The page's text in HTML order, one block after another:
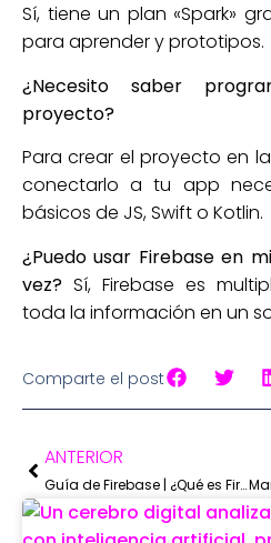
Sí, tiene un plan «Spark»
para aprender y prototipos.
¿Necesito saber
proyecto?
Para crear el proyecto en
conectarlo a tu app
básicos de JS, Swift o Kotlin.
¿Puedo usar Firebase en
vez? Sí, Firebase es
toda la información en un
Comparte el post
ANTERIOR
Guía de Firebase | ¿Qué es Firebase? (parte I)